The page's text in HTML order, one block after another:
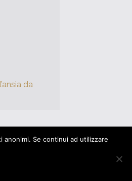
da
Se continui ad utilizzare